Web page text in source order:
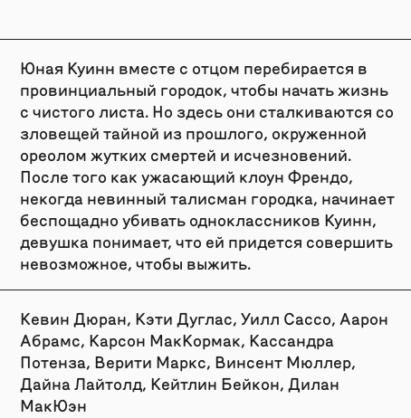
Юная Куинн вместе с отцом перебирается в
провинциальный городок, чтобы начать жизнь
с чистого листа. Но здесь они сталкиваются со
зловещей тайной из прошлого, окруженной
ореолом жутких смертей и исчезновений.
После того как ужасающий клоун Френдо,
некогда невинный талисман городка, начинает
беспощадно убивать одноклассников Куинн,
девушка понимает, что ей придется совершить
невозможное, чтобы выжить.
Кевин Дюран, Кэти Дуглас, Уилл Сассо, Аарон
Абрамс, Карсон МакКормак, Кассандра
Потенза, Верити Маркс, Винсент Мюллер,
Дайна Лайтолд, Кейтлин Бейкон, Дилан
МакЮэн